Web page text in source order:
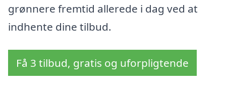
grønnere fremtid allerede i dag ved at
indhente dine tilbud.
Få 3 tilbud, gratis og uforpligtende